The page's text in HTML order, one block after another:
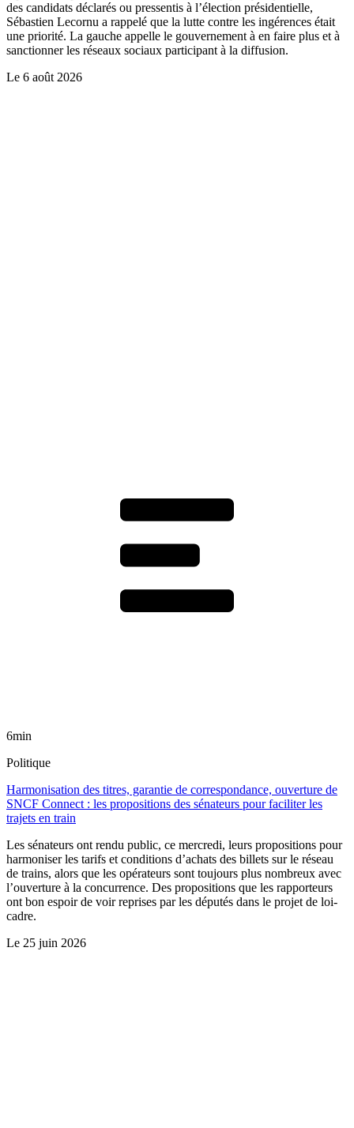
des candidats déclarés ou pressentis à l’élection présidentielle,
Sébastien Lecornu a rappelé que la lutte contre les ingérences était
une priorité. La gauche appelle le gouvernement à en faire plus et à
sanctionner les réseaux sociaux participant à la diffusion.
Le 6 août 2026
6min
Politique
Harmonisation des titres, garantie de correspondance, ouverture de
SNCF Connect : les propositions des sénateurs pour faciliter les
trajets en train
Les sénateurs ont rendu public, ce mercredi, leurs propositions pour
harmoniser les tarifs et conditions d’achats des billets sur le réseau
de trains, alors que les opérateurs sont toujours plus nombreux avec
l’ouverture à la concurrence. Des propositions que les rapporteurs
ont bon espoir de voir reprises par les députés dans le projet de loi-
cadre.
Le 25 juin 2026